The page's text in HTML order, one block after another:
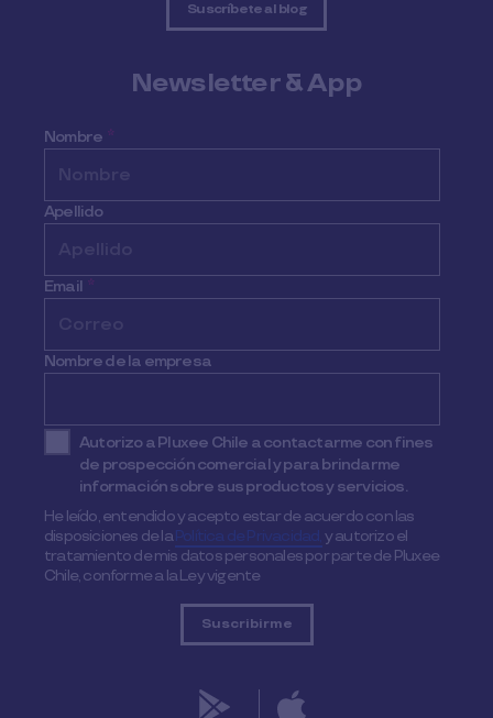
Suscríbete al blog
Newsletter & App
Nombre *
Apellido
Email *
Nombre de la empresa
Autorizo a Pluxee Chile a contactarme con fines
de prospección comercial y para brindarme
información sobre sus productos y servicios.
He leído, entendido y acepto estar de acuerdo con las
disposiciones de laPolítica de Privacidad,y autorizo el
tratamiento de mis datos personales por parte de Pluxee
Chile, conforme a la Ley vigente